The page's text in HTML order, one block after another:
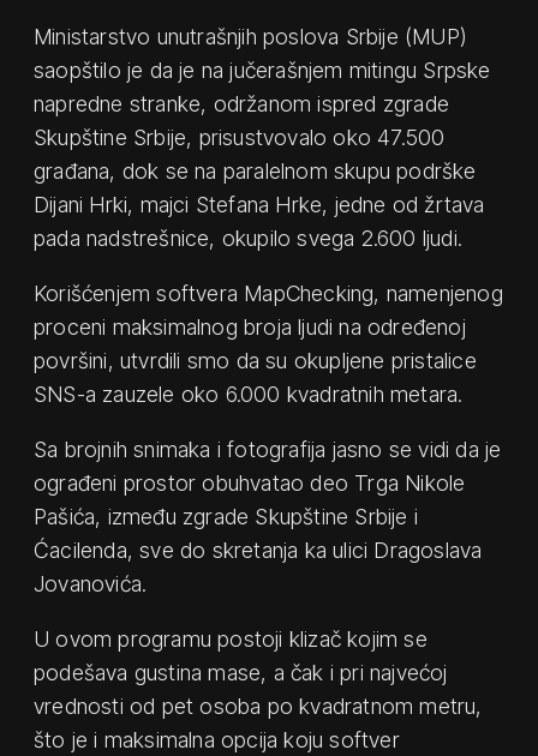
Ministarstvo unutrašnjih poslova Srbije (MUP)
saopštilo je da je na jučerašnjem mitingu Srpske
napredne stranke, održanom ispred zgrade
Skupštine Srbije, prisustvovalo oko 47.500
građana, dok se na paralelnom skupu podrške
Dijani Hrki, majci Stefana Hrke, jedne od žrtava
pada nadstrešnice, okupilo svega 2.600 ljudi.
Korišćenjem softvera MapChecking, namenjenog
proceni maksimalnog broja ljudi na određenoj
površini, utvrdili smo da su okupljene pristalice
SNS-a zauzele oko 6.000 kvadratnih metara.
Sa brojnih snimaka i fotografija jasno se vidi da je
ograđeni prostor obuhvatao deo Trga Nikole
Pašića, između zgrade Skupštine Srbije i
Ćacilenda, sve do skretanja ka ulici Dragoslava
Jovanovića.
U ovom programu postoji klizač kojim se
podešava gustina mase, a čak i pri najvećoj
vrednosti od pet osoba po kvadratnom metru,
što je i maksimalna opcija koju softver